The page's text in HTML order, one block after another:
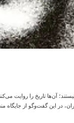
آن‌ها تاریخ را روایت
در این گفت‌وگو از جایگاه